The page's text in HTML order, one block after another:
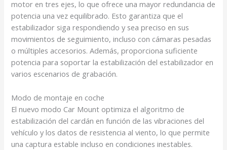
motor en tres ejes, lo que ofrece una mayor redundancia de
potencia una vez equilibrado. Esto garantiza que el
estabilizador siga respondiendo y sea preciso en sus
movimientos de seguimiento, incluso con cámaras pesadas
o múltiples accesorios. Además, proporciona suficiente
potencia para soportar la estabilización del estabilizador en
varios escenarios de grabación.
Modo de montaje en coche
El nuevo modo Car Mount optimiza el algoritmo de
estabilización del cardán en función de las vibraciones del
vehículo y los datos de resistencia al viento, lo que permite
una captura estable incluso en condiciones inestables.